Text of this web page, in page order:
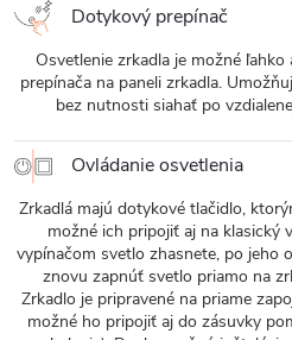
Dotykový prepínač
Osvetlenie zrkadla je možné
prepínača na paneli zrkadla.
bez nutnosti siahať po
Ovládanie osvetlenia
Zrkadlá majú dotykové tlačidlo,
možné ich pripojiť aj na klasický
vypínačom svetlo zhasnete, po jeho
znovu zapnúť svetlo priamo na
Zrkadlo je pripravené na priame
možné ho pripojiť aj do zásuvky